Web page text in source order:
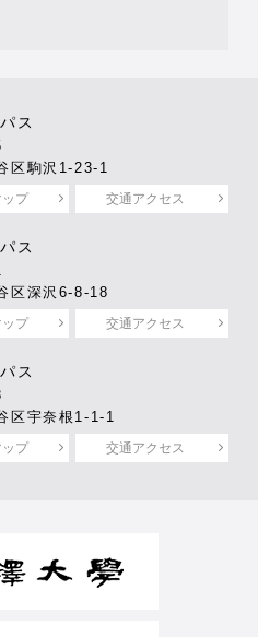
ス
区駒沢1-23-1
プ 交通アクセス
ス
区深沢6-8-18
プ 交通アクセス
ス
区宇奈根1-1-1
プ 交通アクセス